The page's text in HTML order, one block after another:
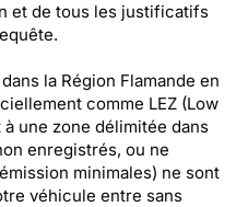
et de tous les justificatifs
la Région Flamande en
comme LEZ (Low
une zone délimitée dans
enregistrés, ou ne
minimales) ne sont
véhicule entre sans